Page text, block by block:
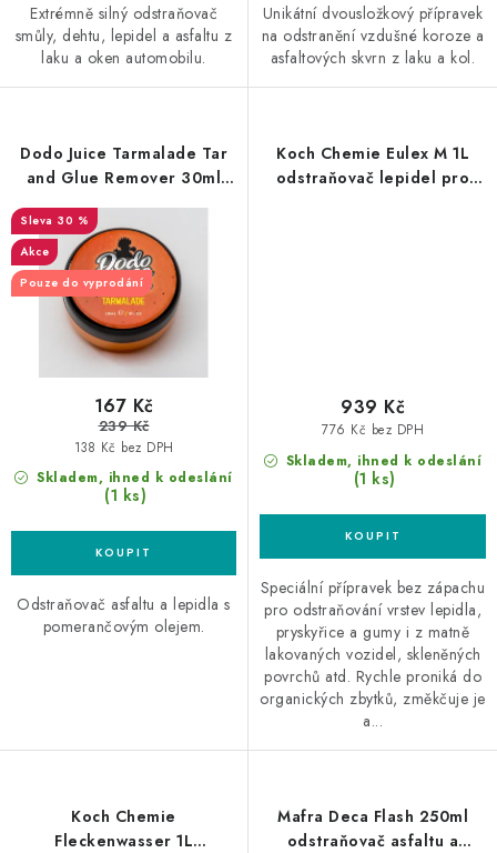
Extrémně silný odstraňovač
smůly, dehtu, lepidel a asfaltu z
laku a oken automobilu.
Unikátní dvousložkový přípravek
na odstranění vzdušné koroze a
asfaltových skvrn z laku a kol.
Dodo Juice Tarmalade Tar
and Glue Remover 30ml
odstraňovač asfaltu a
lepidel
30 %
Akce
Pouze do vyprodání
Skladem, ihned k odeslání
(1 ks)
138 Kč bez DPH
167 Kč
239 Kč
Odstraňovač asfaltu a lepidla s
pomerančovým olejem.
Koch Chemie Eulex M 1L
odstraňovač lepidel pro
Skladem, ihned k odeslání
(1 ks)
776 Kč bez DPH
939 Kč
Speciální přípravek bez zápachu
pro odstraňování vrstev lepidla,
pryskyřice a gumy i z matně
lakovaných vozidel, skleněných
povrchů atd. Rychle proniká do
organických zbytků, změkčuje je
a...
Koch Chemie
Fleckenwasser 1L
Mafra Deca Flash 250ml
odstraňovač asfaltu a